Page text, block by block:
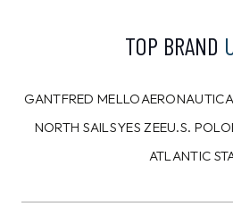
TOP BRAND
GANTFRED MELLO
NORTH SAILSYES ZEEU.S. POLO
ATLANTIC